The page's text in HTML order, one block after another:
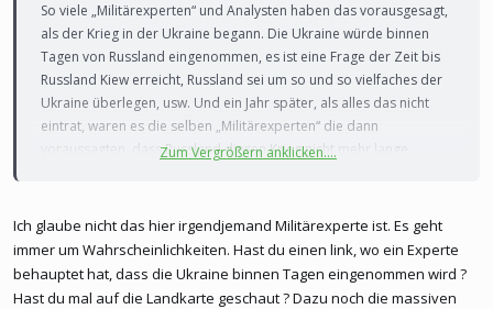
So viele „Militärexperten“ und Analysten haben das vorausgesagt,
als der Krieg in der Ukraine begann. Die Ukraine würde binnen
Tagen von Russland eingenommen, es ist eine Frage der Zeit bis
Russland Kiew erreicht, Russland sei um so und so vielfaches der
Ukraine überlegen, usw. Und ein Jahr später, als alles das nicht
eintrat, waren es die selben „Militärexperten“ die dann
voraussagten, dass Russland diesen Krieg nicht mehr lange
Was ich sagen will, es gibt so viele „Experten“ heutzutage, die so
viel über alles wissen und im Endeffekt wissen sie nichts. Genauso
verhält es sich mit einem potentiellen Krieg zwischen Serbien und
Kosovo. Auf „Experten“ zu hören ist nie ein guter Rat
Zum Vergrößern anklicken....
Ich glaube nicht das hier irgendjemand Militärexperte ist. Es geht
immer um Wahrscheinlichkeiten. Hast du einen link, wo ein Experte
behauptet hat, dass die Ukraine binnen Tagen eingenommen wird ?
Hast du mal auf die Landkarte geschaut ? Dazu noch die massiven